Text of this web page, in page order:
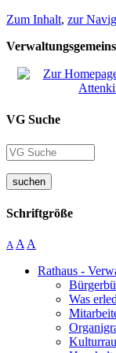
Zum Inhalt, zur
VG Suche
suchen
Schriftgröße
A A A
Rathaus -
Was